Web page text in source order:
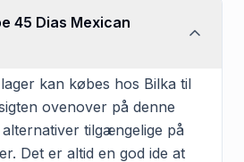
45 Dias Mexican
kan købes hos Bilka til
ovenover på denne
tilgængelige på
Det er altid en god ide at